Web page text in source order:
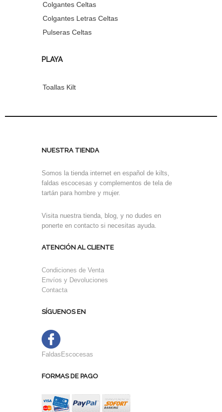
Colgantes Celtas
Colgantes Letras Celtas
Pulseras Celtas
PLAYA
Toallas Kilt
NUESTRA TIENDA
Somos la tienda internet en español de kilts,
faldas escocesas y complementos de tela de
tartán para hombre y mujer.
Visita nuestra tienda, blog, y no dudes en
ponerte en contacto si necesitas ayuda.
ATENCIÓN AL CLIENTE
Condiciones de Venta
Envíos y Devoluciones
Contacta
SÍGUENOS EN
FaldasEscocesas
FORMAS DE PAGO